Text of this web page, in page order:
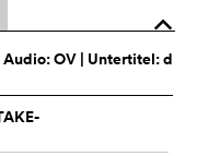
o
Audio:OV | Untertitel: d